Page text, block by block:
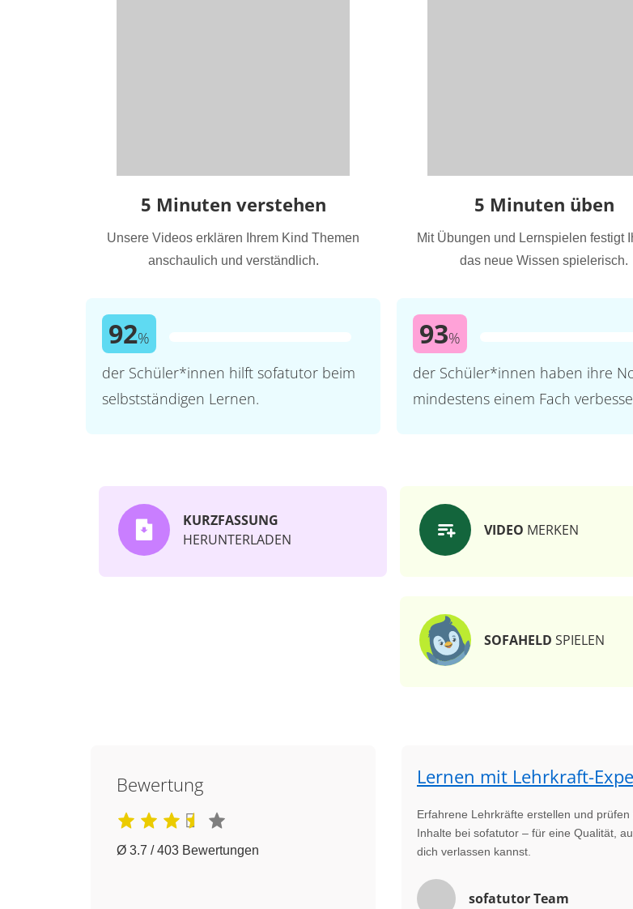
5 Minuten verstehen
Unsere Videos erklären Ihrem Kind Themen
anschaulich und verständlich.
92%
der Schüler*innen hilft sofatutor beim
selbstständigen Lernen.
5 Minuten üben
Mit Übungen und Lernspielen festigt
das neue Wissen spielerisch.
93%
der Schüler*innen haben ihre
mindestens einem Fach
KURZFASSUNG
HERUNTERLADEN
VIDEO MERKEN
SOFAHELD SPIELEN
Bewertung
Ø 3.7 / 403 Bewertungen
Lernen mit Lehrkraft-
Erfahrene Lehrkräfte erstellen und prüfen
Inhalte bei sofatutor – für eine Qualität,
dich verlassen kannst.
sofatutor Team